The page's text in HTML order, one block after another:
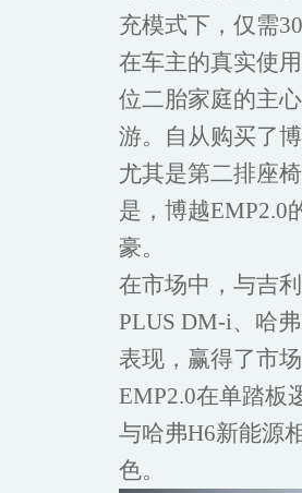
充模式下，仅需
在车主的真实使
位二胎家庭的主
游。自从购买了
尤其是第二排座
是，博越EMP2.0
豪。
在市场中，与吉
PLUS DM-i、哈
表现，赢得了市
EMP2.0在单踏板
与哈弗H6新能源
色。